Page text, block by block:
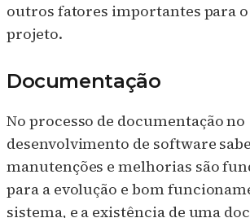
outros fatores importantes para o
projeto.
Documentação
No processo de documentação no
desenvolvimento de software
manutenções e melhorias são
para a evolução e bom
sistema, e a existência de uma